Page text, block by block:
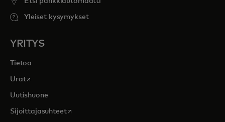
Yleiset kysymykset
YRITYS
Tietoa
Uratopens in a new tab
Uutishuone
Sijoittajasuhteetopens in a new tab